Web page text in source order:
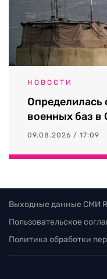
НОВОСТИ
Определилась
военных баз в
09.08.2026 / 17:09
Выходные данные СМИ
Пользовательское
Политика обработки